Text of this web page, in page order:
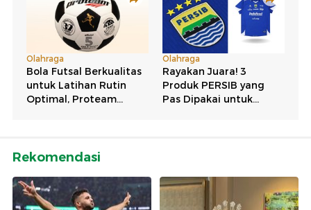
Rekomendasi